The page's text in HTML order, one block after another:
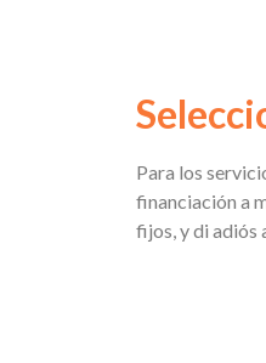
Para los
financiación a
fijos, y di adiós